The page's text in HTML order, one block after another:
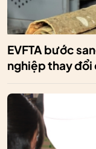
EVFTA bước
nghiệp thay đổi